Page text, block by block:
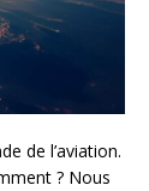
de l’aviation.
? Nous